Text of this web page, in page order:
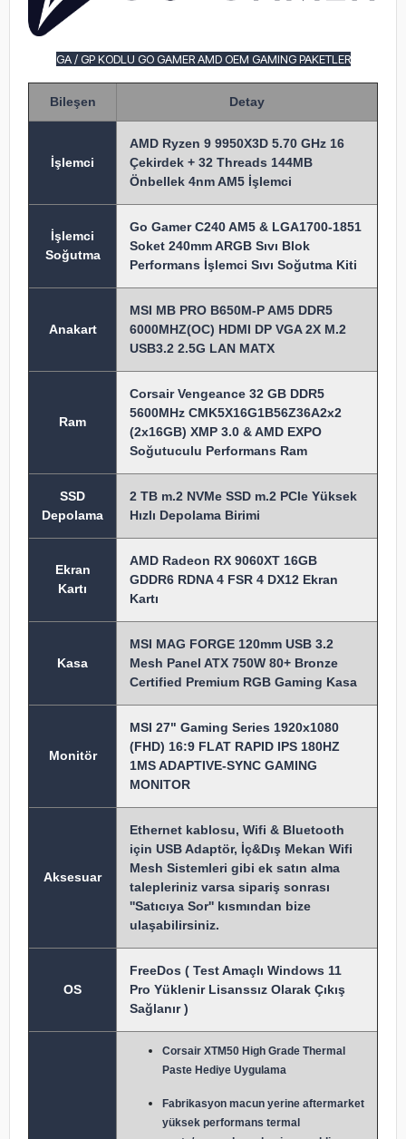
GA / GP KODLU GO GAMER AMD OEM GAMING PAKETLER
Bileşen Detay
İşlemci
AMD Ryzen 9 9950X3D 5.70 GHz 16
Çekirdek + 32 Threads 144MB
Önbellek 4nm AM5 İşlemci
İşlemci
Soğutma
Go Gamer C240 AM5 & LGA1700-1851
Soket 240mm ARGB Sıvı Blok
Performans İşlemci Sıvı Soğutma Kiti
Anakart
MSI MB PRO B650M-P AM5 DDR5
6000MHZ(OC) HDMI DP VGA 2X M.2
USB3.2 2.5G LAN MATX
Ram
Corsair Vengeance 32 GB DDR5
5600MHz CMK5X16G1B56Z36A2x2
(2x16GB) XMP 3.0 & AMD EXPO
Soğutuculu Performans Ram
SSD
Depolama
2 TB m.2 NVMe SSD m.2 PCIe Yüksek
Hızlı Depolama Birimi
Ekran
Kartı
AMD Radeon RX 9060XT 16GB
GDDR6 RDNA 4 FSR 4 DX12 Ekran
Kartı
Kasa
MSI MAG FORGE 120mm USB 3.2
Mesh Panel ATX 750W 80+ Bronze
Certified Premium RGB Gaming Kasa
Monitör
MSI 27" Gaming Series 1920x1080
(FHD) 16:9 FLAT RAPID IPS 180HZ
1MS ADAPTIVE-SYNC GAMING
MONITOR
Aksesuar
Ethernet kablosu, Wifi & Bluetooth
için USB Adaptör, İç&Dış Mekan Wifi
Mesh Sistemleri gibi ek satın alma
talepleriniz varsa sipariş sonrası
''Satıcıya Sor'' kısmından bize
ulaşabilirsiniz.
OS
FreeDos ( Test Amaçlı Windows 11
Pro Yüklenir Lisanssız Olarak Çıkış
Sağlanır )
Corsair XTM50 High Grade Thermal
Paste Hediye Uygulama
Fabrikasyon macun yerine aftermarket
yüksek performans termal